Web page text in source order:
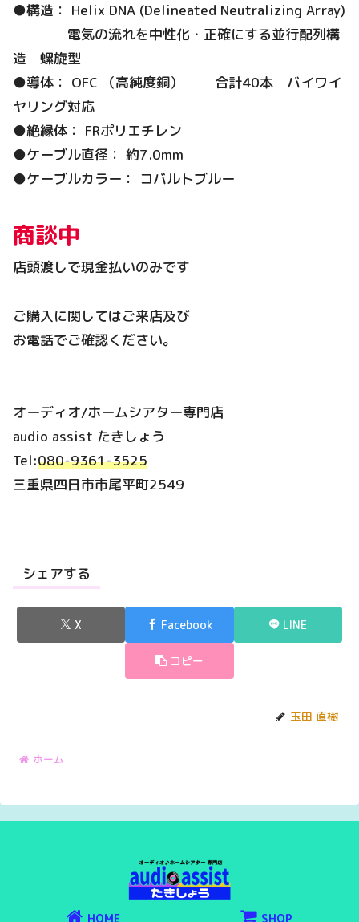
●構造： Helix DNA (Delineated Neutralizing Array)
電気の流れを中性化・正確にする並行配列構
造 螺旋型
●導体： OFC （高純度銅） 合計40本 バイワイ
ヤリング対応
●絶縁体： FRポリエチレン
●ケーブル直径： 約7.0mm
●ケーブルカラー： コバルトブルー
商談中
店頭渡しで現金払いのみです
ご購入に関してはご来店及び
お電話でご確認ください。
オーディオ/ホームシアター専門店
audio assist たきしょう
Tel:080-9361-3525
三重県四日市市尾平町2549
シェアする
X Facebook LINE
コピー
玉田 直樹
ホーム
HOME SHOP